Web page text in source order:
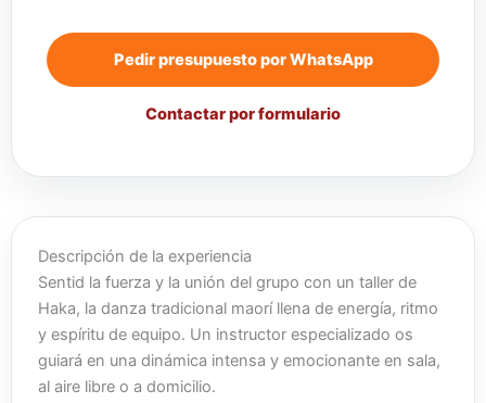
Pedir presupuesto por WhatsApp
Contactar por formulario
Descripción de la experiencia
Sentid la fuerza y la unión del grupo con un taller de
Haka, la danza tradicional maorí llena de energía, ritmo
y espíritu de equipo. Un instructor especializado os
guiará en una dinámica intensa y emocionante en sala,
al aire libre o a domicilio.